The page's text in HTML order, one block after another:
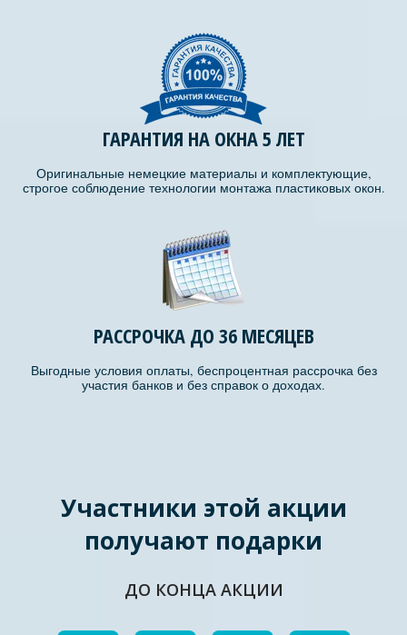
ГАРАНТИЯ НА ОКНА 5 ЛЕТ
Оригинальные немецкие материалы и комплектующие,
строгое соблюдение технологии монтажа пластиковых окон.
РАССРОЧКА ДО 36 МЕСЯЦЕВ
Выгодные условия оплаты, беспроцентная рассрочка без
участия банков и без справок о доходах.
Участники этой акции
получают подарки
ДО КОНЦА АКЦИИ